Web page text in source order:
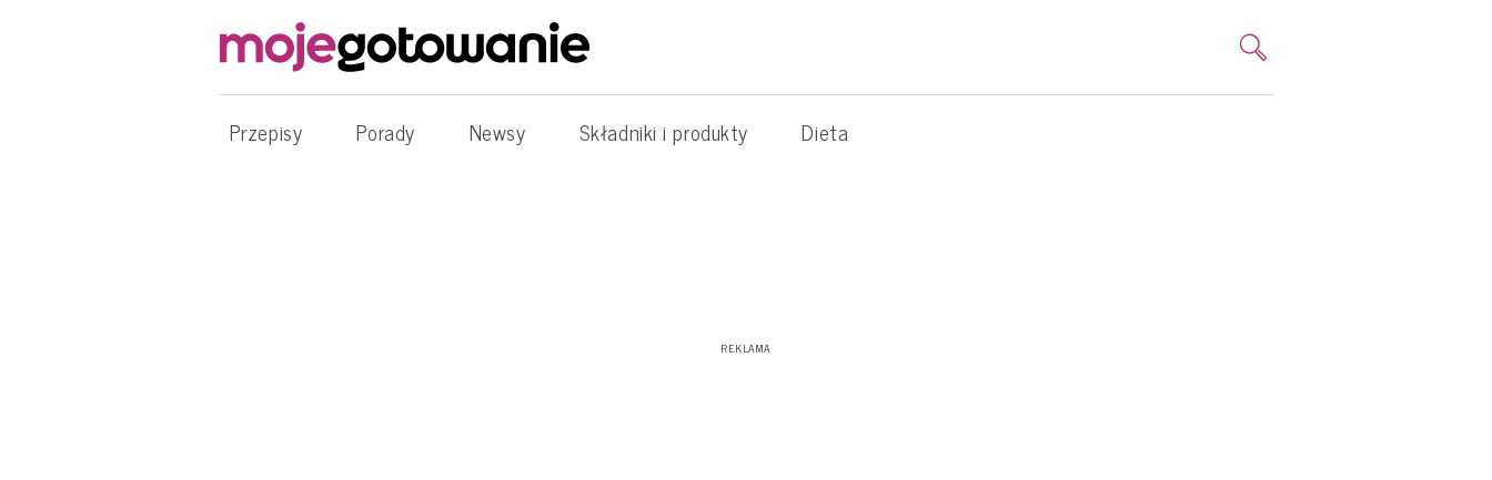
Przepisy Porady Newsy Składniki i produkty Dieta